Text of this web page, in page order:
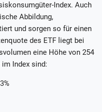
Index. Auch
Abbildung,
und sorgen so für einen
des ETF liegt bei
eine Höhe von 254
Index sind: